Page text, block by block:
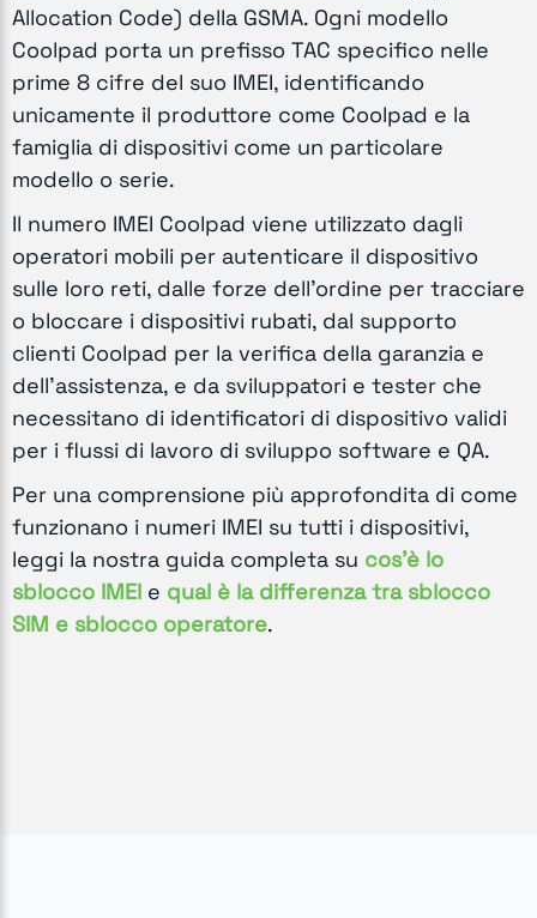
Allocation Code) della GSMA. Ogni modello
Coolpad porta un prefisso TAC specifico nelle
prime 8 cifre del suo IMEI, identificando
unicamente il produttore come Coolpad e la
famiglia di dispositivi come un particolare
modello o serie.
Il numero IMEI Coolpad viene utilizzato dagli
operatori mobili per autenticare il dispositivo
sulle loro reti, dalle forze dell'ordine per tracciare
o bloccare i dispositivi rubati, dal supporto
clienti Coolpad per la verifica della garanzia e
dell'assistenza, e da sviluppatori e tester che
necessitano di identificatori di dispositivo validi
per i flussi di lavoro di sviluppo software e QA.
Per una comprensione più approfondita di come
funzionano i numeri IMEI su tutti i dispositivi,
leggi la nostra guida completa su cos'è lo
sblocco IMEI e qual è la differenza tra sblocco
SIM e sblocco operatore.